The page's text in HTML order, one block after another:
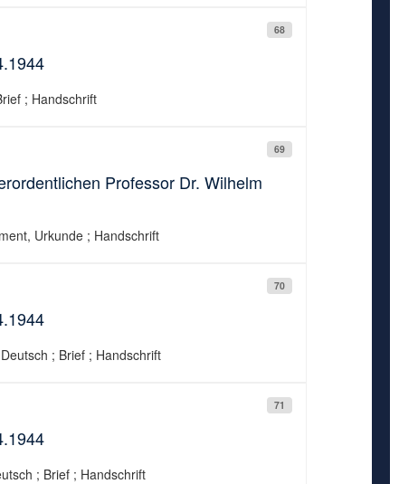
68
; Handschrift
69
Professor Dr. Wilhelm
Urkunde ; Handschrift
70
; Brief ; Handschrift
71
; Brief ; Handschrift